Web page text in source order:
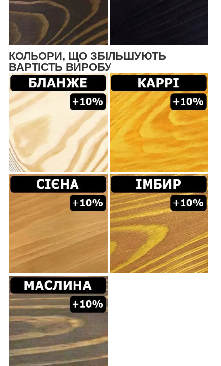
КОЛЬОРИ, ЩО ЗБІЛЬШУЮТЬ
ВАРТІСТЬ ВИРОБУ